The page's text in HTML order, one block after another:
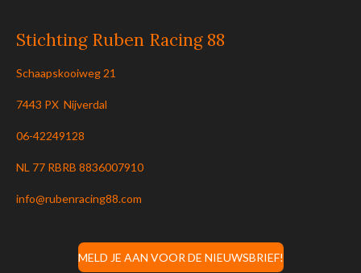
Stichting Ruben Racing 88
Schaapskooiweg 21
7443 PX Nijverdal
06-42249128
NL 77 RBRB 8836007910
info@rubenracing88.com
MELD JE AAN VOOR DE NIEUWSBRIEF!